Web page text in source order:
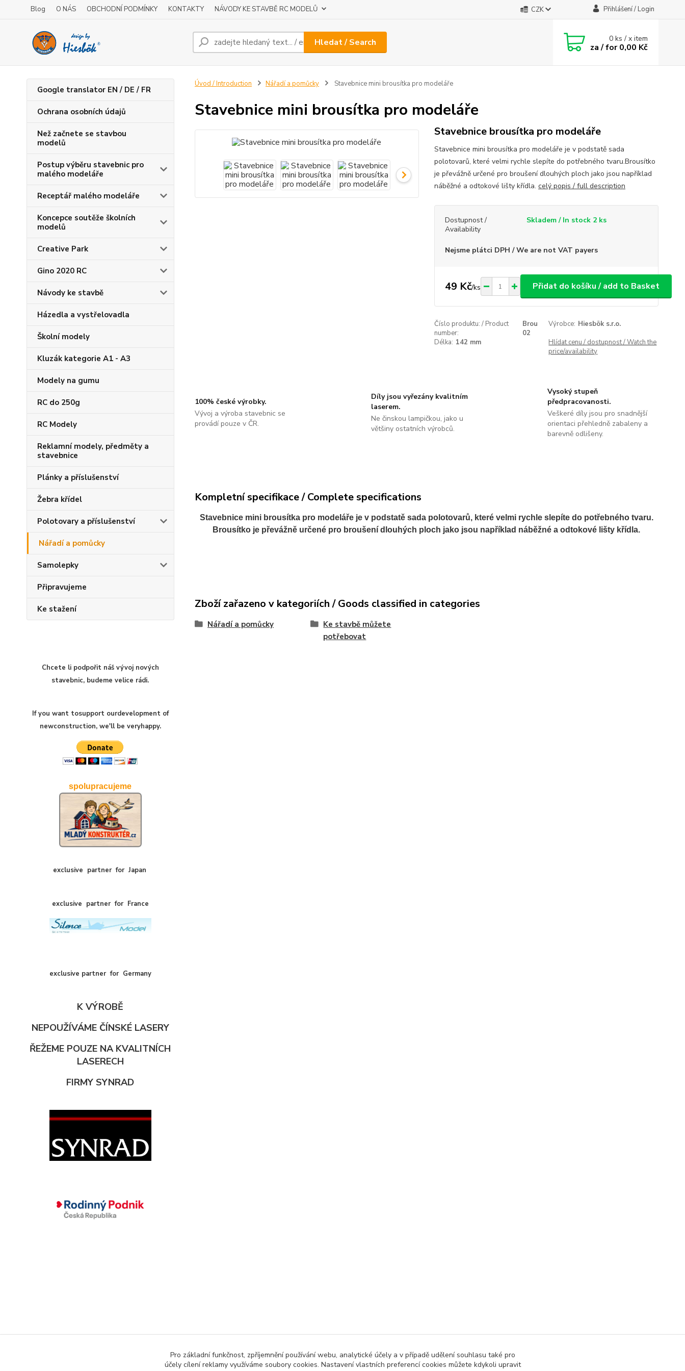
Blog O NÁS OBCHODNÍ PODMÍNKY KONTAKTY NÁVODY KE STAVBĚ RC MODELŮ CZK Přihlášení / Login
Hledat / Search 0ks / x item
za / for0,00 Kč
Google translator EN / DE / FR
Ochrana osobních údajů
Než začnete se stavbou
modelů
Postup výběru stavebnic pro
malého modeláře
Receptář malého modeláře
Koncepce soutěže školních
modelů
Creative Park
Gino 2020 RC
Návody ke stavbě
Házedla a vystřelovadla
Školní modely
Kluzák kategorie A1 - A3
Modely na gumu
RC do 250g
RC Modely
Reklamní modely, předměty a
stavebnice
Plánky a příslušenství
Žebra křídel
Polotovary a příslušenství
Nářadí a pomůcky
Samolepky
Připravujeme
Ke stažení
Chcete li podpořit náš vývoj nových
stavebnic, budeme velice rádi.
If you want tosupport ourdevelopment of
newconstruction, we'll be veryhappy.
spolupracujeme
exclusive partner for Japan
exclusive partner for France
exclusive partner for Germany
K VÝROBĚ
NEPOUŽÍVÁME ČÍNSKÉ LASERY
ŘEŽEME POUZE NA KVALITNÍCH
LASERECH
FIRMY SYNRAD
Úvod / Introduction Nářadí a pomůcky Stavebnice mini brousítka pro modeláře
Stavebnice mini brousítka pro modeláře
Stavebnice brousítka pro modeláře
Stavebnice mini brousítka pro modeláře je v podstatě sada
polotovarů, které velmi rychle slepíte do potřebného tvaru.Brousítko
je převážně určené pro broušení dlouhých ploch jako jsou například
náběžné a odtokové lišty křídla. celý popis / full description
Dostupnost /
Availability
Skladem / In stock 2 ks
Nejsme plátci DPH / We are not VAT payers
49 Kč/ks Přidat do košíku / add to Basket
Číslo produktu: / Product
number:
Brou
02
Výrobce: Hiesbök s.r.o.
Délka: 142 mm
Hlídat cenu / dostupnost / Watch the
price/availability
100% české výrobky.
Vývoj a výroba stavebnic se
provádí pouze v ČR.
Díly jsou vyřezány kvalitním
laserem.
Ne činskou lampičkou, jako u
většiny ostatních výrobců.
Vysoký stupeň
předpracovanosti.
Veškeré díly jsou pro snadnější
orientaci přehledně zabaleny a
barevně odlišeny.
Kompletní specifikace / Complete specifications
Stavebnice mini brousítka pro modeláře je v podstatě sada polotovarů, které velmi rychle slepíte do potřebného tvaru.
Brousítko je převážně určené pro broušení dlouhých ploch jako jsou například náběžné a odtokové lišty křídla.
Zboží zařazeno v kategoriích / Goods classified in categories
Nářadí a pomůcky
Ke stavbě můžete
potřebovat
Pro základní funkčnost, zpříjemnění používání webu, analytické účely a v případě udělení souhlasu také pro
účely cílení reklamy využíváme soubory cookies. Nastavení vlastních preferencí cookies můžete kdykoli upravit